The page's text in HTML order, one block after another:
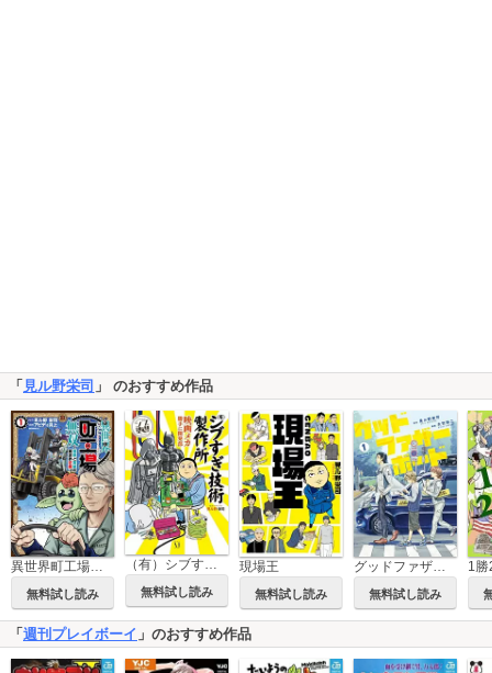
「見ル野栄司 」 のおすすめ作品
異世界町工場無双 ～信頼と実績の異世界征服～
無料試し読み
（有）シブすぎ技術製作所 映画メカ勝手に開発部
無料試し読み
現場王
無料試し読み
グッドファザーボード
無料試し読み
1
「 週刊プレイボーイ 」のおすすめ作品